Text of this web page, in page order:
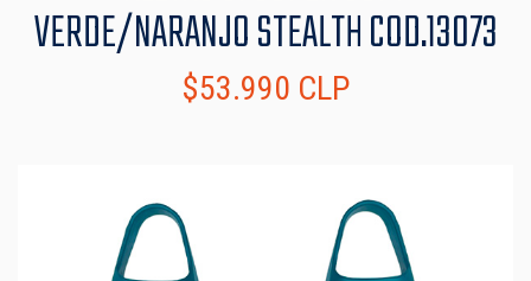
VERDE/NARANJO STEALTH COD.13073
$53.990 CLP